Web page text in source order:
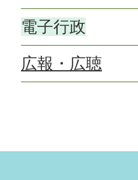
電子行政
広報・広聴